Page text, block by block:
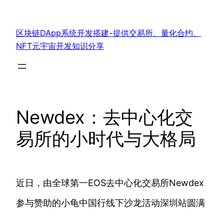
区块链DApp系统开发搭建-提供交易所、量化合约、
NFT元宇宙开发知识分享
Newdex：去中心化交
易所的小时代与大格局
近日，由全球第一EOS去中心化交易所Newdex
参与赞助的小龟中国行线下沙龙活动深圳站圆满